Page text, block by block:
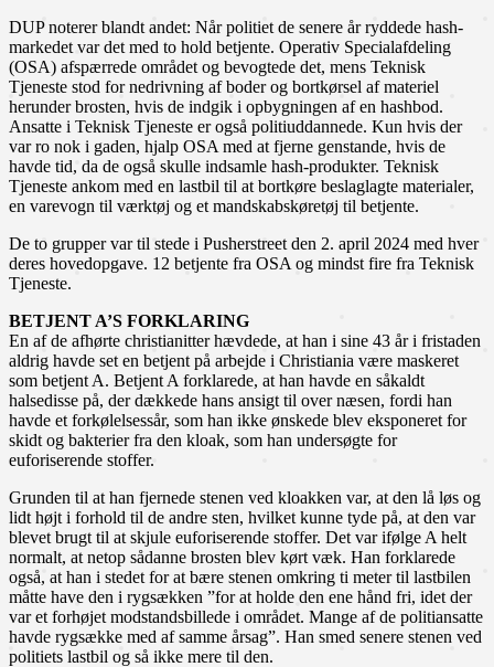
DUP noterer blandt andet: Når politiet de senere år ryddede hash-
markedet var det med to hold betjente. Operativ Specialafdeling
(OSA) afspærrede området og bevogtede det, mens Teknisk
Tjeneste stod for nedrivning af boder og bortkørsel af materiel
herunder brosten, hvis de indgik i opbygningen af en hashbod.
Ansatte i Teknisk Tjeneste er også politiuddannede. Kun hvis der
var ro nok i gaden, hjalp OSA med at fjerne genstande, hvis de
havde tid, da de også skulle indsamle hash-produkter. Teknisk
Tjeneste ankom med en lastbil til at bortkøre beslaglagte materialer,
en varevogn til værktøj og et mandskabskøretøj til betjente.
De to grupper var til stede i Pusherstreet den 2. april 2024 med hver
deres hovedopgave. 12 betjente fra OSA og mindst fire fra Teknisk
Tjeneste.
BETJENT A’S FORKLARING
En af de afhørte christianitter hævdede, at han i sine 43 år i fristaden
aldrig havde set en betjent på arbejde i Christiania være maskeret
som betjent A. Betjent A forklarede, at han havde en såkaldt
halsedisse på, der dækkede hans ansigt til over næsen, fordi han
havde et forkølelsessår, som han ikke ønskede blev eksponeret for
skidt og bakterier fra den kloak, som han undersøgte for
euforiserende stoffer.
Grunden til at han fjernede stenen ved kloakken var, at den lå løs og
lidt højt i forhold til de andre sten, hvilket kunne tyde på, at den var
blevet brugt til at skjule euforiserende stoffer. Det var ifølge A helt
normalt, at netop sådanne brosten blev kørt væk. Han forklarede
også, at han i stedet for at bære stenen omkring ti meter til lastbilen
måtte have den i rygsækken ”for at holde den ene hånd fri, idet der
var et forhøjet modstandsbillede i området. Mange af de politiansatte
havde rygsække med af samme årsag”. Han smed senere stenen ved
politiets lastbil og så ikke mere til den.